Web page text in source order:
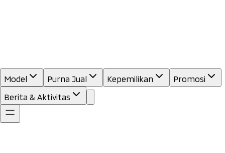
Model Purna Jual Kepemilikan
Promosi
Berita & Aktivitas